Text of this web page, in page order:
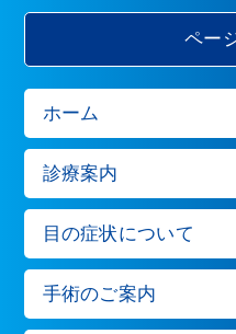
ペー
ホーム
診療案内
目の症状について
手術のご案内